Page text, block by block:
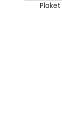
Plaket